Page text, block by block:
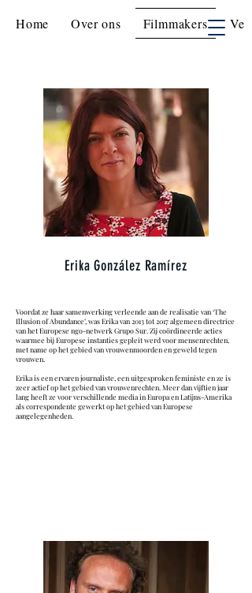
Home Over ons Filmmakers
Erika González Ramírez
Voordat ze haar samenwerking verleende aan de realisatie van ‘The
Illusion of Abundance’, was Erika van 2013 tot 2017 algemeen directrice
van het Europese ngo-netwerk Grupo Sur. Zij coördineerde acties
waarmee bij Europese instanties gepleit werd voor mensenrechten,
met name op het gebied van vrouwenmoorden en geweld tegen
vrouwen.
Erika is een ervaren journaliste, een uitgesproken feministe en ze is
zeer actief op het gebied van vrouwenrechten. Meer dan vijftien jaar
lang heeft ze voor verschillende media in Europa en Latijns-Amerika
als correspondente gewerkt op het gebied van Europese
aangelegenheden.